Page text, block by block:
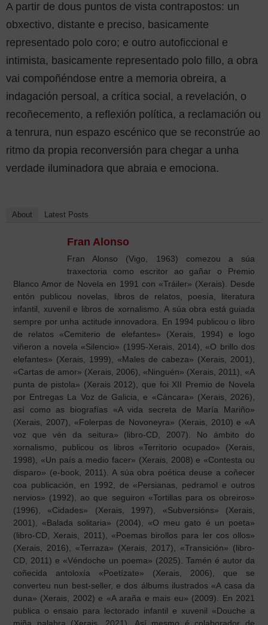
A partir de dous puntos de vista contrapostos: un
obxectivo, distante e preciso, basicamente
representado polo coro; e outro autoficcional e
intimista, basicamente representado polo fillo, a obra
vai compoñéndose entre a memoria obreira, a
indagación persoal, a crítica social, a revelación, o
recoñecemento, a reflexión política, a reclamación ou
a tenrura, nun espazo escénico que se reconstrúe ao
ritmo da propia reconversión para chegar a unha
verdade iluminadora que abraia e emociona.
About Latest Posts
Fran Alonso
Fran Alonso (Vigo, 1963) comezou a súa
traxectoria como escritor ao gañar o Premio
Blanco Amor de Novela en 1991 con «Tráiler» (Xerais). Desde
entón publicou novelas, libros de relatos, poesía, literatura
infantil, xuvenil e libros de xornalismo. A súa obra está guiada
sempre por unha actitude innovadora. En 1994 publicou o libro
de relatos «Cemiterio de elefantes» (Xerais, 1994) e logo
viñeron a novela «Silencio» (1995-Xerais, 2014), «O brillo dos
elefantes» (Xerais, 1999), «Males de cabeza» (Xerais, 2001),
«Cartas de amor» (Xerais, 2006), «Ninguén» (Xerais, 2011), «A
punta de pistola» (Xerais 2012), que foi XII Premio de Novela
por Entregas La Voz de Galicia, e «Cáncara» (Xerais, 2026),
así como as biografías «A vida secreta de María Mariño»
(Xerais, 2007), «Folerpas de Novoneyra» (Xerais, 2010) e «A
voz que vén da seitura» (libro-CD, 2007). No ámbito do
xornalismo, publicou os libros «Territorio ocupado» (Xerais,
1998), «Un país a medio facer» (Xerais, 2008) e «Contesta ou
disparo» (e-book, 2011). A súa obra poética deuse a coñecer
coa publicación, en 1992, de «Persianas, pedramol e outros
nervios» (1992), ao que seguiron «Tortillas para os obreiros»
(1996), «Cidades» (Xerais, 1997), «Subversións» (Xerais,
2001), «Balada solitaria» (2004), «O meu gato é un poeta»
(libro-CD, Xerais, 2011), «Poemas birollos para ler cos ollos»
(Xerais, 2016), «Terraza» (Xerais, 2017), «Transición» (libro-
CD, 2011) e «Véndoche un poema» (2025). Tamén é autor da
coñecida antoloxía «Poetízate» (Xerais, 2006), que se
converteu nun best-seller, e dos álbums ilustrados «A casa da
duna» (Xerais, 2002) e «A araña e mais eu» (2009). En 2021
publica o ensaio para lectorado infantil e xuvenil «Douche a